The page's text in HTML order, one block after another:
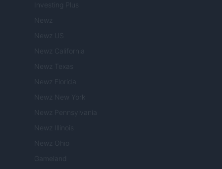
Investing Plus
Newz
Newz US
Newz California
Newz Texas
Newz Florida
Newz New York
Newz Pennsylvania
Newz Illinois
Newz Ohio
Gameland